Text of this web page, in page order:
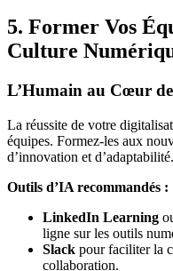
5. Former Vos
Culture
L’Humain au Cœur
La réussite de votre
équipes. Formez-les aux
d’innovation et d’adaptabilité.
Outils d’IA recommandés :
LinkedIn Learning
ligne sur les outils
Slack pour faciliter la
collaboration.